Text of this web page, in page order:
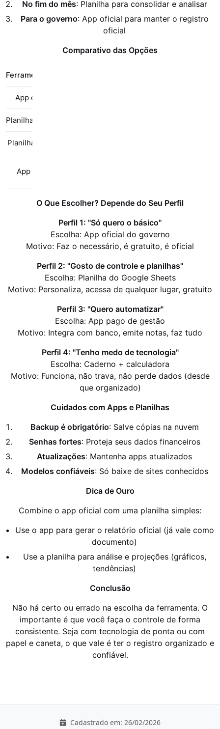
No fim do mês: Planilha para consolidar e analisar
Para o governo: App oficial para manter o registro
oficial
Comparativo das Opções
Ferramenta
App oficial
Planilha própria
Planilha pronta
App pago
O Que Escolher? Depende do Seu Perfil
Perfil 1: "Só quero o básico"
Escolha: App oficial do governo
Motivo: Faz o necessário, é gratuito, é oficial
Perfil 2: "Gosto de controle e planilhas"
Escolha: Planilha do Google Sheets
Motivo: Personaliza, acessa de qualquer lugar, gratuito
Perfil 3: "Quero automatizar"
Escolha: App pago de gestão
Motivo: Integra com banco, emite notas, faz tudo
Perfil 4: "Tenho medo de tecnologia"
Escolha: Caderno + calculadora
Motivo: Funciona, não trava, não perde dados (desde
que organizado)
Cuidados com Apps e Planilhas
Backup é obrigatório: Salve cópias na nuvem
Senhas fortes: Proteja seus dados financeiros
Atualizações: Mantenha apps atualizados
Modelos confiáveis: Só baixe de sites conhecidos
Dica de Ouro
Combine o app oficial com uma planilha simples:
Use o app para gerar o relatório oficial (já vale como
documento)
Use a planilha para análise e projeções (gráficos,
tendências)
Conclusão
Não há certo ou errado na escolha da ferramenta. O
importante é que você faça o controle de forma
consistente. Seja com tecnologia de ponta ou com
papel e caneta, o que vale é ter o registro organizado e
confiável.
Cadastrado em: 26/02/2026